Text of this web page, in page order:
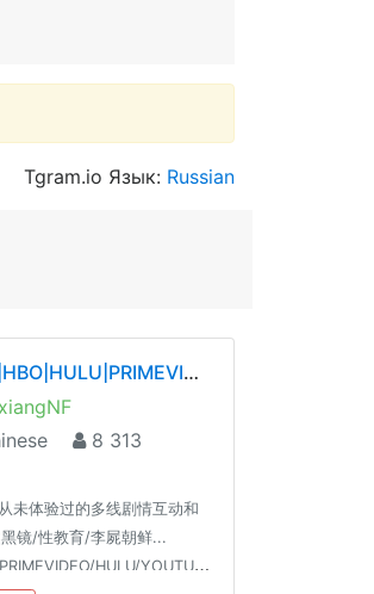
Tgram.io Язык: Russian
NETFLIX极乐世界|HBO|HULU|PRIMEVIDEO|YOUTUBE|SPOTIFY|TIDAL|QOBUZ——唯一官网dxnf.xyz
8 313
未体验过的多线剧情互动和
镜/性教育/李屍朝鲜...
...NETFLIX/HBO/FOX/PRIMEVIDEO/HULU/YOUTUBEPREMIUM/SPOTIFY/18+